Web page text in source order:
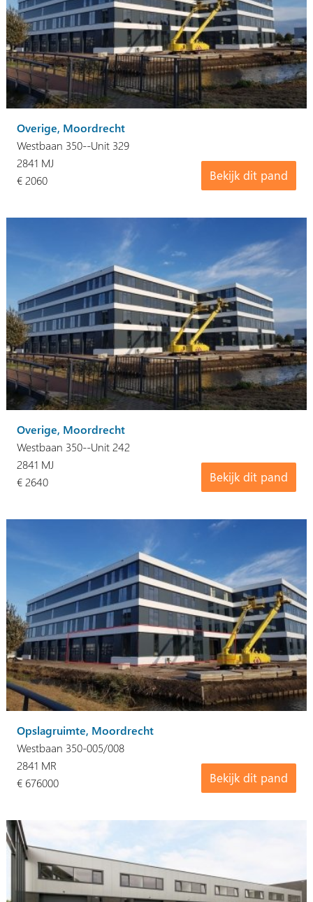
Overige, Moordrecht
Westbaan 350--Unit 329
Bekijk dit pand
2841 MJ
€ 2060
Overige, Moordrecht
Westbaan 350--Unit 242
Bekijk dit pand
2841 MJ
€ 2640
Opslagruimte, Moordrecht
Westbaan 350-005/008
Bekijk dit pand
2841 MR
€ 676000